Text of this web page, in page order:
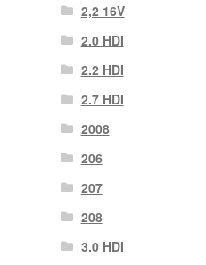
2,2 16V
2.0 HDI
2.2 HDI
2.7 HDI
2008
206
207
208
3.0 HDI